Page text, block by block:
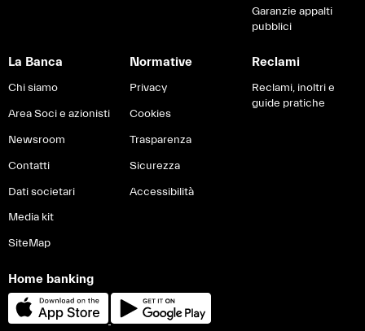
La Banca
Chi siamo
Area Soci e azionisti
Newsroom
Contatti
Dati societari
Media kit
SiteMap
Normative
Privacy
Cookies
Trasparenza
Sicurezza
Accessibilità
Reclami
Reclami, inoltri e
guide pratiche
Garanzie appalti
pubblici
Home banking